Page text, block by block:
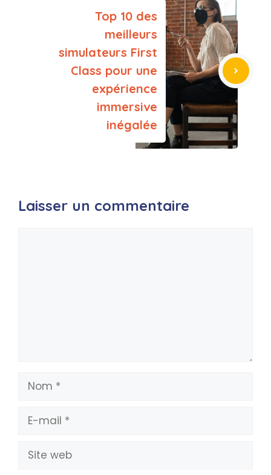
Top 10 des
meilleurs
simulateurs First
Class pour une
expérience
immersive
inégalée
Laisser un commentaire
Nom
mail
Site
web